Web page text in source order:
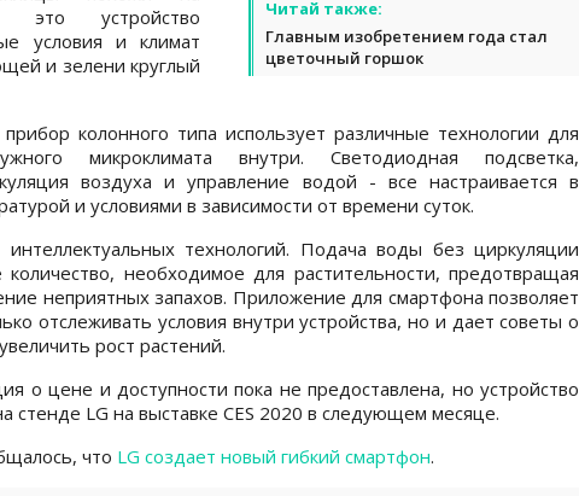
Читай также:
Главным изобретением года стал
цветочный горшок
это устройство
условия и климат
и зелени круглый
колонного типа использует различные технологии для
микроклимата внутри. Светодиодная подсветка,
воздуха и управление водой - все настраивается в
и условиями в зависимости от времени суток.
технологий. Подача воды без циркуляции
количество, необходимое для растительности, предотвращая
неприятных запахов. Приложение для смартфона позволяет
отслеживать условия внутри устройства, но и дает советы о
рост растений.
о цене и доступности пока не предоставлена, но устройство
стенде LG на выставке CES 2020 в следующем месяце.
что LG создает новый гибкий смартфон.